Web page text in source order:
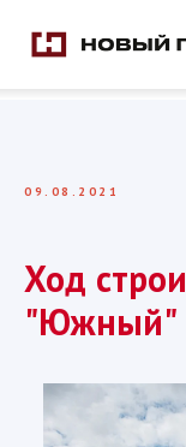
09.08.2021
Ход
"Южный"